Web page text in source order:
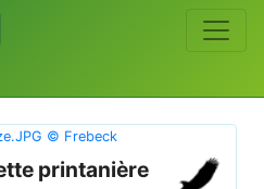
printanière